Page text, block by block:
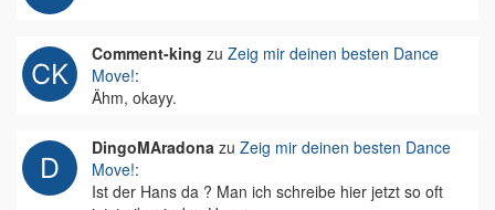
Comment-king zu Zeig mir deinen besten Dance
Move!:
Ähm, okayy.
DingoMAradona zu Zeig mir deinen besten Dance
Move!:
Ist der Hans da ? Man ich schreibe hier jetzt so oft